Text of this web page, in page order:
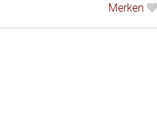
Merken